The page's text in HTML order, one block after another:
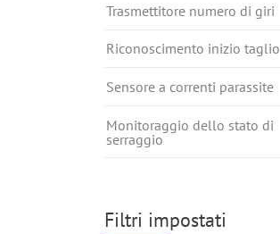
Trasmettitore numero di giri
Riconoscimento inizio taglio
Sensore a correnti parassite
Monitoraggio dello stato di
serraggio
Filtri impostati